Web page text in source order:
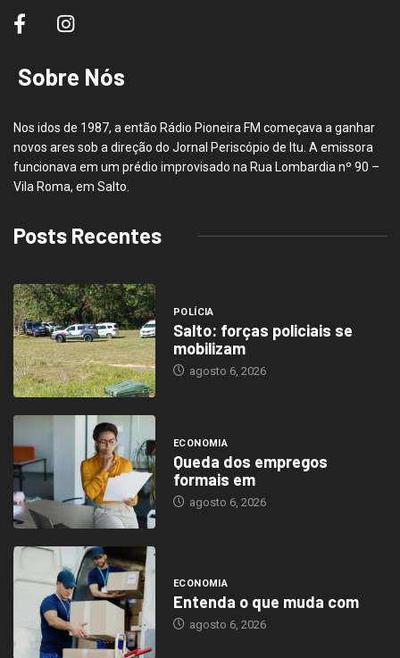
Sobre Nós
Nos idos de 1987, a então Rádio Pioneira FM começava a ganhar
novos ares sob a direção do Jornal Periscópio de Itu. A emissora
funcionava em um prédio improvisado na Rua Lombardia nº 90 –
Vila Roma, em Salto.
Posts Recentes
POLÍCIA
Salto: forças policiais se
mobilizam
agosto 6, 2026
ECONOMIA
Queda dos empregos
formais em
agosto 6, 2026
ECONOMIA
Entenda o que muda com
agosto 6, 2026